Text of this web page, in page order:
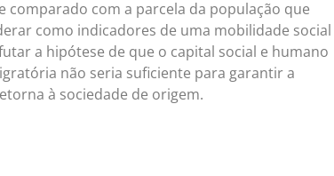
comparado com a parcela da população que
como indicadores de uma mobilidade social
a hipótese de que o capital social e humano
não seria suficiente para garantir a
à sociedade de origem.